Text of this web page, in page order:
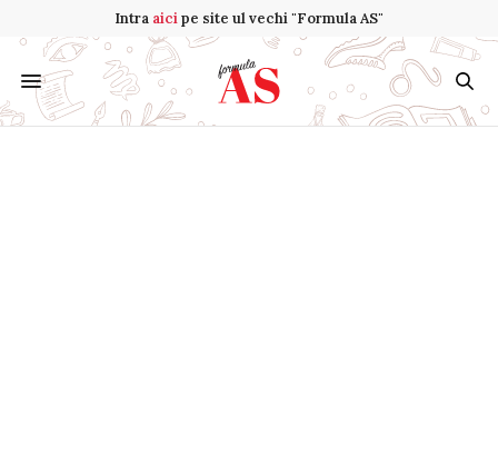
Intra aicipe site ul vechi "Formula AS"